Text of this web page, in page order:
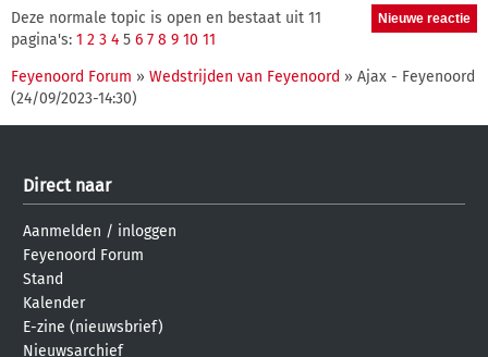
Deze normale topic is open en bestaat uit 11
pagina's: 1 2 3 4 5 6 7 8 9 10 11
Feyenoord Forum » Wedstrijden van Feyenoord » Ajax - Feyenoord
(24/09/2023-14:30)
Direct naar
Aanmelden / inloggen
Feyenoord Forum
Stand
Kalender
E-zine (nieuwsbrief)
Nieuwsarchief